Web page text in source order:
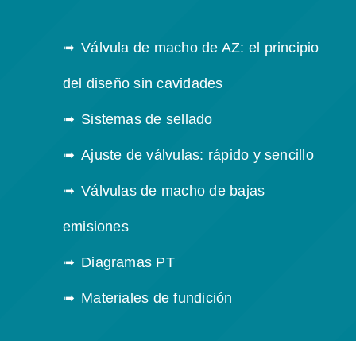
Válvula de macho de AZ: el principio
del diseño sin cavidades
Sistemas de sellado
Ajuste de válvulas: rápido y sencillo
Válvulas de macho de bajas
emisiones
Diagramas PT
Materiales de fundición